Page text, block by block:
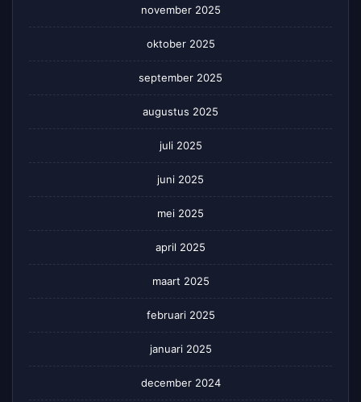
november 2025
oktober 2025
september 2025
augustus 2025
juli 2025
juni 2025
mei 2025
april 2025
maart 2025
februari 2025
januari 2025
december 2024